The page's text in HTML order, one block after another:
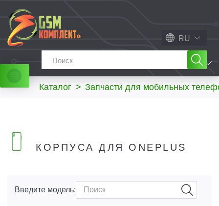
RU
МЕНЮ
Каталог > Запчасти для мобильных
КОРПУСА ДЛЯ ONEPLUS
Введите модель: